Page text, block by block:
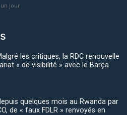
jour
les critiques, la RDC renouvelle
« de visibilité » avec le Barça
quelques mois au Rwanda par
de « faux FDLR » renvoyés en